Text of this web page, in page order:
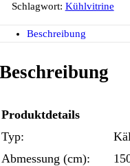
Schlagwort: Kühlvitrine
Beschreibung
Beschreibung
Produktdetails
Typ:
Abmessung (cm):